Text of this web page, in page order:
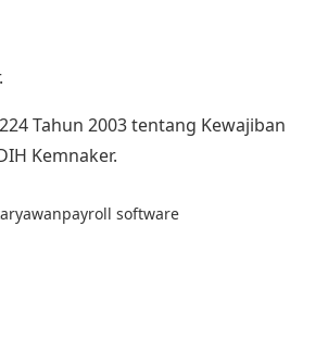
.
Tahun 2003 tentang Kewajiban
Kemnaker.
payroll software